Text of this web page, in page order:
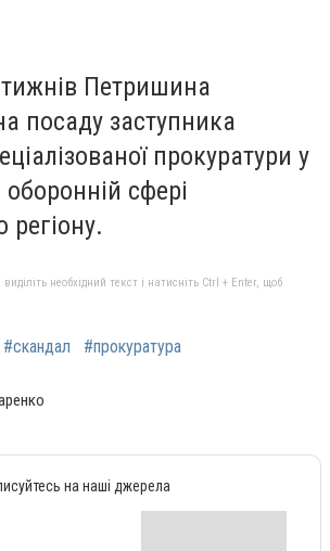
тижнів Петришина
посаду заступника
прокуратури у
оборонній сфері
регіону.
необхідний текст і натисніть Ctrl + Enter, щоб
#скандал #прокуратура
на наші джерела